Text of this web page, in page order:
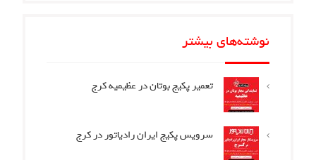
نوشته‌های بیشتر
تعمیر پکیج بوتان در عظیمیه کرج
سرویس پکیج ایران رادیاتور در کرج